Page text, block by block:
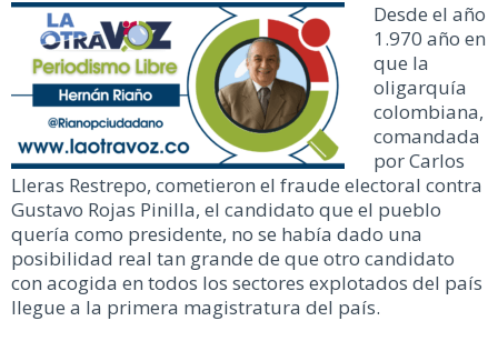
Desde el año
1.970 año en
que la
oligarquía
colombiana,
comandada
por Carlos
Lleras Restrepo, cometieron el fraude electoral contra
Gustavo Rojas Pinilla, el candidato que el pueblo
quería como presidente, no se había dado una
posibilidad real tan grande de que otro candidato
con acogida en todos los sectores explotados del país
llegue a la primera magistratura del país.